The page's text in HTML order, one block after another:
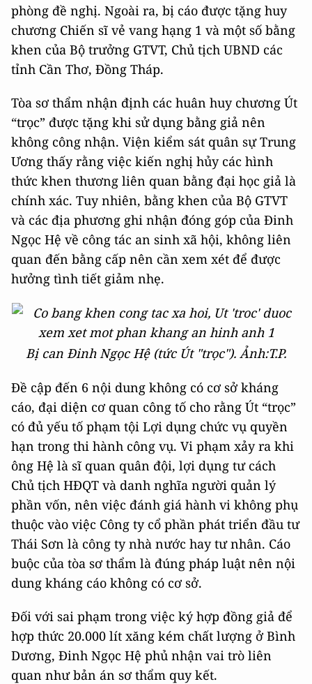
phòng đề nghị. Ngoài ra, bị cáo được tặng huy
chương Chiến sĩ vẻ vang hạng 1 và một số bằng
khen của Bộ trưởng GTVT, Chủ tịch UBND các
tỉnh Cần Thơ, Đồng Tháp.
Tòa sơ thẩm nhận định các huân huy chương Út
“trọc” được tặng khi sử dụng bằng giả nên
không công nhận. Viện kiểm sát quân sự Trung
Ương thấy rằng việc kiến nghị hủy các hình
thức khen thương liên quan bằng đại học giả là
chính xác. Tuy nhiên, bằng khen của Bộ GTVT
và các địa phương ghi nhận đóng góp của Đinh
Ngọc Hệ về công tác an sinh xã hội, không liên
quan đến bằng cấp nên cần xem xét để được
hưởng tình tiết giảm nhẹ.
Bị can Đinh Ngọc Hệ (tức Út "trọc"). Ảnh:T.P.
Đề cập đến 6 nội dung không có cơ sở kháng
cáo, đại diện cơ quan công tố cho rằng Út “trọc”
có đủ yếu tố phạm tội Lợi dụng chức vụ quyền
hạn trong thi hành công vụ. Vi phạm xảy ra khi
ông Hệ là sĩ quan quân đội, lợi dụng tư cách
Chủ tịch HĐQT và danh nghĩa người quản lý
phần vốn, nên việc đánh giá hành vi không phụ
thuộc vào việc Công ty cổ phần phát triển đầu tư
Thái Sơn là công ty nhà nước hay tư nhân. Cáo
buộc của tòa sơ thẩm là đúng pháp luật nên nội
dung kháng cáo không có cơ sở.
Đối với sai phạm trong việc ký hợp đồng giả để
hợp thức 20.000 lít xăng kém chất lượng ở Bình
Dương, Đinh Ngọc Hệ phủ nhận vai trò liên
quan như bản án sơ thẩm quy kết.